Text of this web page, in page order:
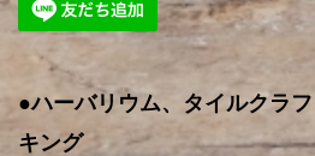
●ハーバリウム、タイルクラ
キング